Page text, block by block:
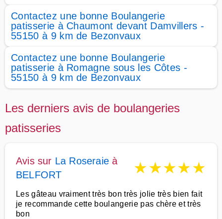
Contactez une bonne Boulangerie
patisserie à Chaumont devant Damvillers -
55150 à 9 km de Bezonvaux
Contactez une bonne Boulangerie
patisserie à Romagne sous les Côtes -
55150 à 9 km de Bezonvaux
Les derniers avis de boulangeries
patisseries
Avis sur La Roseraie à
BELFORT
★★★★★
Les gâteau vraiment très bon très jolie très bien fait
je recommande cette boulangerie pas chère et très
bon